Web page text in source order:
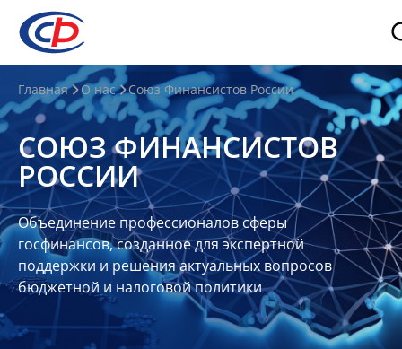
О
нас
О
СФР
Совет
Союза
Участники
Планы
отчеты
Главная О нас Союз Финансистов России
СОЮЗ ФИНАНСИСТОВ
РОССИИ
Объединение профессионалов сферы
госфинансов, созданное для экспертной
поддержки и решения актуальных вопросов
бюджетной и налоговой политики